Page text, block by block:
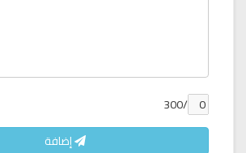
/300
إضافة